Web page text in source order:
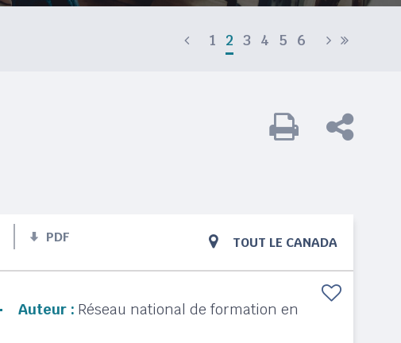
1 2 3 4 5 6
PDF TOUT LE CANADA
Auteur : Réseau national de formation en